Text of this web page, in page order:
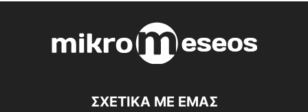
ΣΧΕΤΙΚΑ ΜΕ ΕΜΑΣ